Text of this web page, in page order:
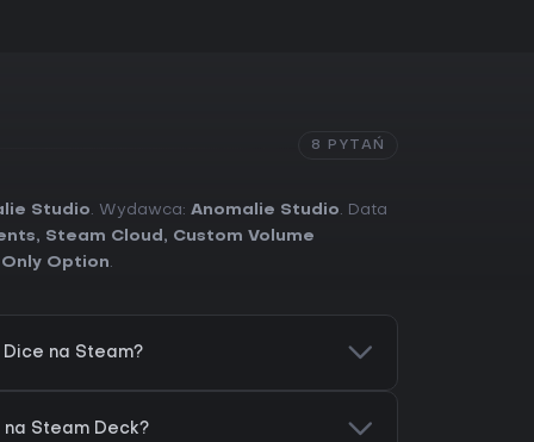
8 PYTAŃ
Studio. Wydawca: Anomalie Studio. Data
, Steam Cloud , Custom Volume
Only Option.
na Steam?
Steam Deck?